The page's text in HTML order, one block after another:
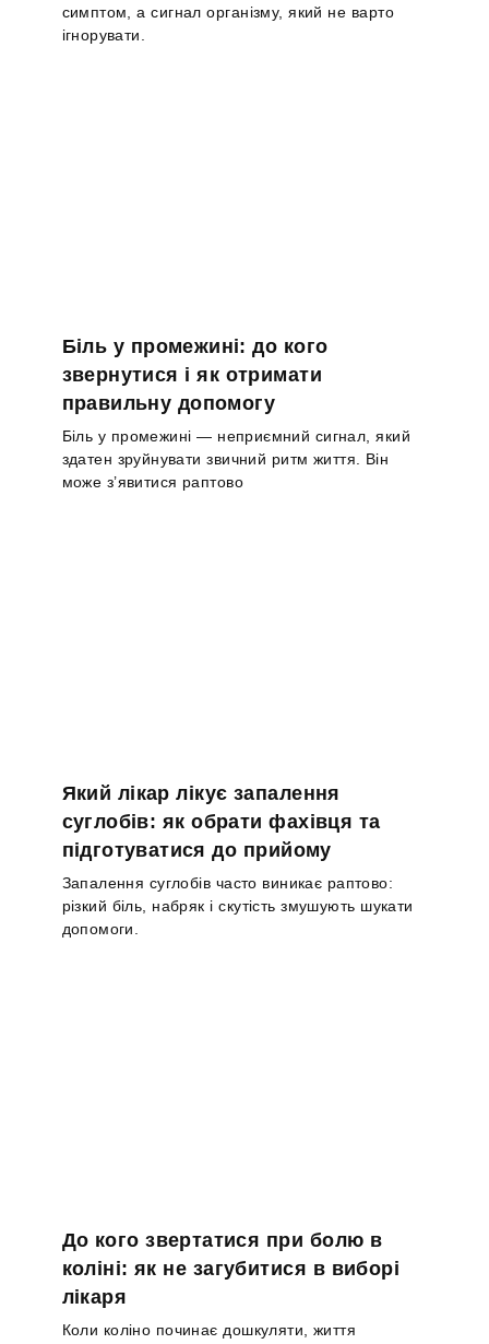
симптом, а сигнал організму, який не варто
ігнорувати.
Біль у промежині: до кого
звернутися і як отримати
правильну допомогу
Біль у промежині — неприємний сигнал, який
здатен зруйнувати звичний ритм життя. Він
може з’явитися раптово
Який лікар лікує запалення
суглобів: як обрати фахівця та
підготуватися до прийому
Запалення суглобів часто виникає раптово:
різкий біль, набряк і скутість змушують шукати
допомоги.
До кого звертатися при болю в
коліні: як не загубитися в виборі
лікаря
Коли коліно починає дошкуляти, життя